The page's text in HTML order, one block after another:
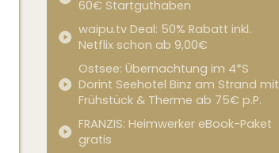
60€ Startguthaben
waipu.tv Deal: 50% Rabatt inkl.
Netflix schon ab 9,00€
Ostsee: Übernachtung im 4*S
Dorint Seehotel Binz am Strand mit
Frühstück & Therme ab 75€ p.P.
FRANZIS: Heimwerker eBook-Paket
gratis